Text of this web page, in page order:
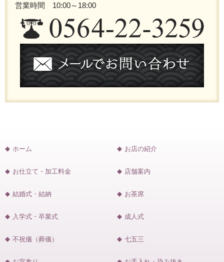
営業時間 10:00～18:00
ホーム お店の紹介
お仕立て・加工料金 店舗案内
結婚式・結納 お茶席
入学式・卒業式 成人式
不祝儀（葬儀） 七五三